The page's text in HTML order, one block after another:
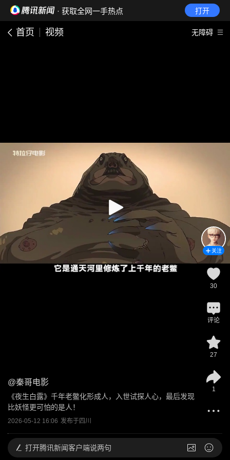
· 获取全网一手热点 打开
首页 视频 无障碍
@秦哥电影
《夜生白露》千年老鳖化形成人，入世试探人心，最后发现
比妖怪更可怕的是人！
2026-05-12 16:06 发布于四川
关注
30
评论
27
1
打开腾讯新闻客户端说两句